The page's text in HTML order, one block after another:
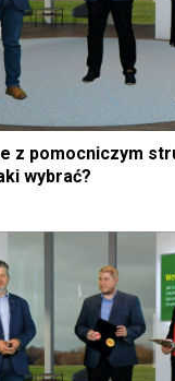
z pomocniczym
wybrać?